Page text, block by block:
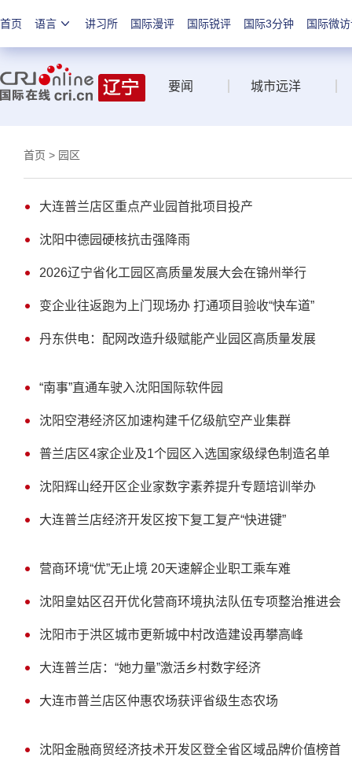
首页 语言 讲习所 国际漫评 国际锐评 国际3分钟 国际微
要闻 城市远洋
首页 > 园区
大连普兰店区重点产业园首批项目投产
沈阳中德园硬核抗击强降雨
2026辽宁省化工园区高质量发展大会在锦州举行
变企业往返跑为上门现场办 打通项目验收“快车道”
丹东供电：配网改造升级赋能产业园区高质量发展
“南事”直通车驶入沈阳国际软件园
沈阳空港经济区加速构建千亿级航空产业集群
普兰店区4家企业及1个园区入选国家级绿色制造名单
沈阳辉山经开区企业家数字素养提升专题培训举办
大连普兰店经济开发区按下复工复产“快进键”
营商环境“优”无止境 20天速解企业职工乘车难
沈阳皇姑区召开优化营商环境执法队伍专项整治推进会
沈阳市于洪区城市更新城中村改造建设再攀高峰
大连普兰店：“她力量”激活乡村数字经济
大连市普兰店区仲惠农场获评省级生态农场
沈阳金融商贸经济技术开发区登全省区域品牌价值榜首